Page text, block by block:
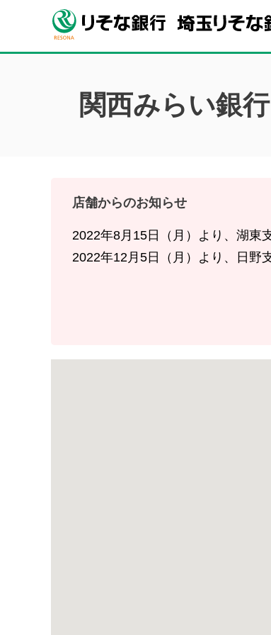
関西みらい銀
店舗からのお知らせ
2022年8月15日（月）より、湖東
2022年12月5日（月）より、日野
2025年3月24日（月）より、愛